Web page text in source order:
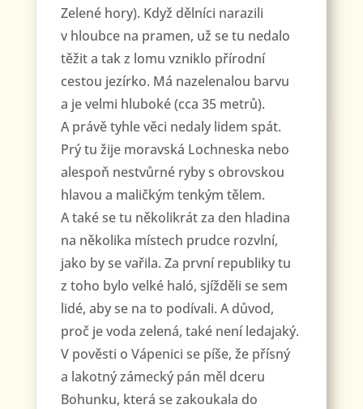
Zelené hory). Když dělníci narazili
v hloubce na pramen, už se tu nedalo
těžit a tak z lomu vzniklo přírodní
cestou jezírko. Má nazelenalou barvu
a je velmi hluboké (cca 35 metrů).
A právě tyhle věci nedaly lidem spát.
Prý tu žije moravská Lochneska nebo
alespoň nestvůrné ryby s obrovskou
hlavou a maličkým tenkým tělem.
A také se tu několikrát za den hladina
na několika místech prudce rozvlní,
jako by se vařila. Za první republiky tu
z toho bylo velké haló, sjížděli se sem
lidé, aby se na to podívali. A důvod,
proč je voda zelená, také není ledajaký.
V pověsti o Vápenici se píše, že přísný
a lakotný zámecký pán měl dceru
Bohunku, která se zakoukala do